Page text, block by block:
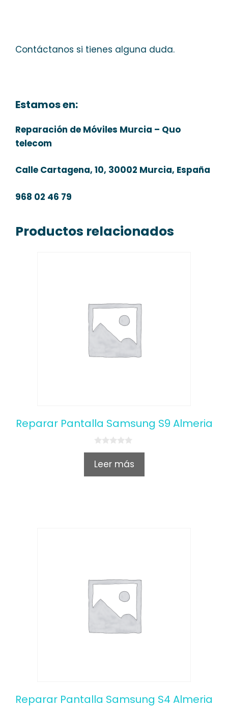
Contáctanos si tienes alguna duda.
Estamos en:
Reparación de Móviles Murcia – Quo
telecom
Calle Cartagena, 10, 30002 Murcia, España
968 02 46 79
Productos relacionados
Reparar Pantalla Samsung S9 Almeria
0
u
Leer más
Reparar Pantalla Samsung S4 Almeria